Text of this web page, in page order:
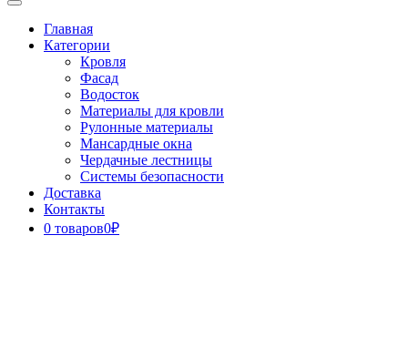
Open
ButtonГлавная
Категории
Кровля
Фасад
Водосток
Материалы для кровли
Рулонные материалы
Мансардные окна
Чердачные лестницы
Системы безопасности
Доставка
Контакты
0 товаров0₽